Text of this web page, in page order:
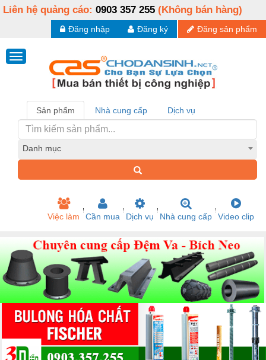
Liên hệ quảng cáo: 0903 357 255 (Không bán hàng)
Đăng sản phẩm
Đăng ký
Đăng nhập
Sản phẩm Nhà cung cấp Dịch vụ
Danh mục
Việc làm Cần mua Dịch vụ Nhà cung cấp Video clip